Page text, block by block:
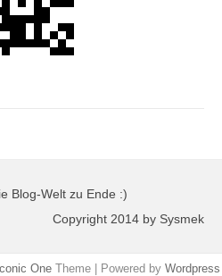
Blog-Welt zu Ende :)
Copyright 2014 by Sysmek
Iconic One Theme | Powered by Wordpress